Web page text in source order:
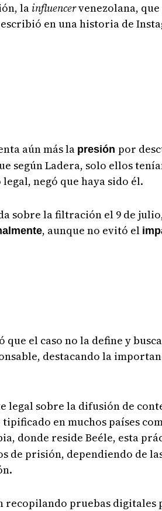
la influencervenezolana,
en una historia de
aún más la presión por
según Ladera, solo ellos
negó que haya sido él.
sobre la filtración el 9 de
, aunque no evitó el
el caso no la define y
destacando la
legal sobre la difusión de
en muchos países
donde reside Beéle, esta
de prisión, dependiendo de
recopilando pruebas